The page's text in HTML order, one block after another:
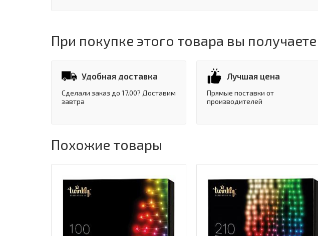
При покупке этого товара вы получаете
Удобная доставка
Сделали заказ до 17.00? Доставим
завтра
Лучшая цена
Прямые поставки от
производителей
Похожие товары